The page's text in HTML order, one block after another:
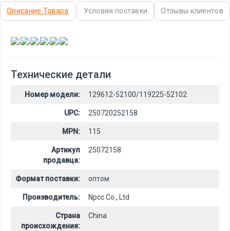
Описание Товара Условия поставки Отзывы клиентов
, , , , ,
Технические детали
Номер модели: 129612-52100/119225-52102
UPC: 250720252158
MPN: 115
Артикул
продавца:
25072158
Формат поставки: оптом
Производитель: Npcc Co., Ltd
Страна
происхождения:
China